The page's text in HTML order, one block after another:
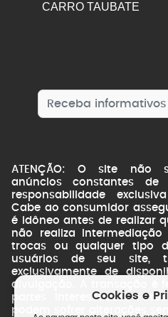
CARRO TAUBATE
ATENÇÃO: O site não
anúncios constantes
responsabilidade
Cabe ao consumidor
é idôneo antes de realizar
não realiza
trocas ou qualquer tipo
usuários de seu site,
exclusivamente de
divulgação. A transação é
partes interessadas.
podem sofrer alterações
Cookies e